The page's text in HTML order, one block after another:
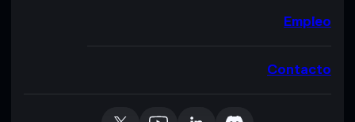
Empleo
Contacto